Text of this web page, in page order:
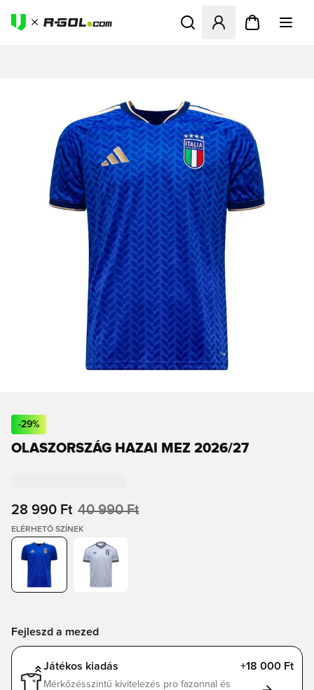
Megnyit egy modált a
-29%
OLASZORSZÁG HAZAI MEZ 2026/27
28 990 Ft 40 990 Ft
ELÉRHETŐ SZÍNEK
Fejleszd a mezed
Játékos kiadás +18 000 Ft
Mérkőzésszintű kivitelezés pro fazonnal és